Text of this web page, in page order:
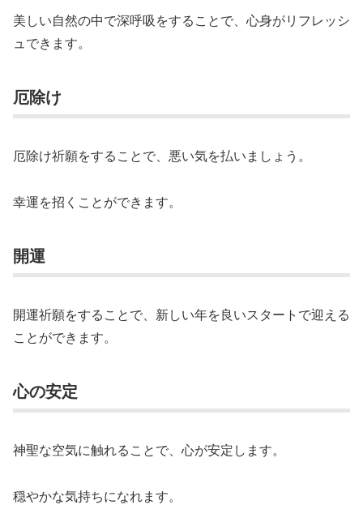
美しい自然の中で深呼吸をすることで、心身がリフレッシ
ュできます。
厄除け
厄除け祈願をすることで、悪い気を払いましょう。
幸運を招くことができます。
開運
開運祈願をすることで、新しい年を良いスタートで迎える
ことができます。
心の安定
神聖な空気に触れることで、心が安定します。
穏やかな気持ちになれます。